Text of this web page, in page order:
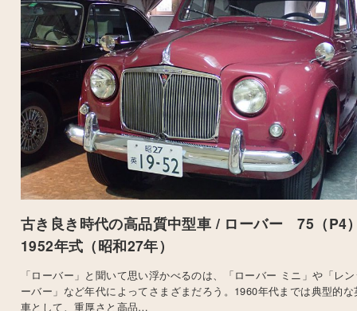
古き良き時代の高品質中型車 / ローバー 75（P4
1952年式（昭和27年）
「ローバー」と聞いて思い浮かべるのは、「ローバー ミニ」や「レ
ーバー」など年代によってさまざまだろう。1960年代までは典型的な
車として、重厚さと高品…